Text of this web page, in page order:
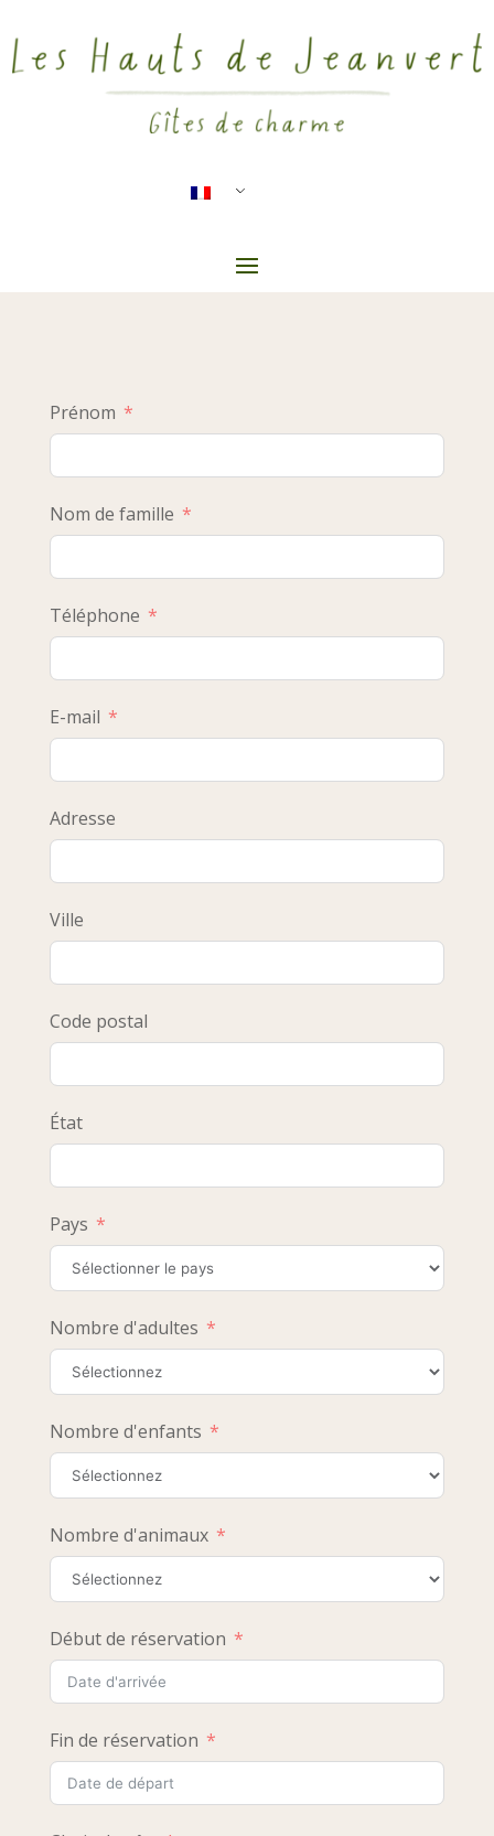
Prénom
Nom de famille
Téléphone
E-mail
Adresse
Ville
Code postal
État
Pays
Nombre d'adultes
Nombre d'enfants
Nombre d'animaux
Début de réservation
Fin de réservation